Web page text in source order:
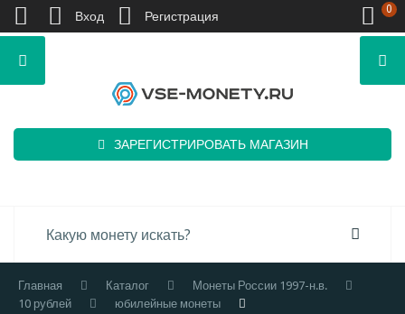
ЗАРЕГИСТРИРОВАТЬ МАГАЗИН
Главная Каталог
Монеты России 1997-н.в.
10 рублей
юбилейные монеты
Вход Регистрация 0